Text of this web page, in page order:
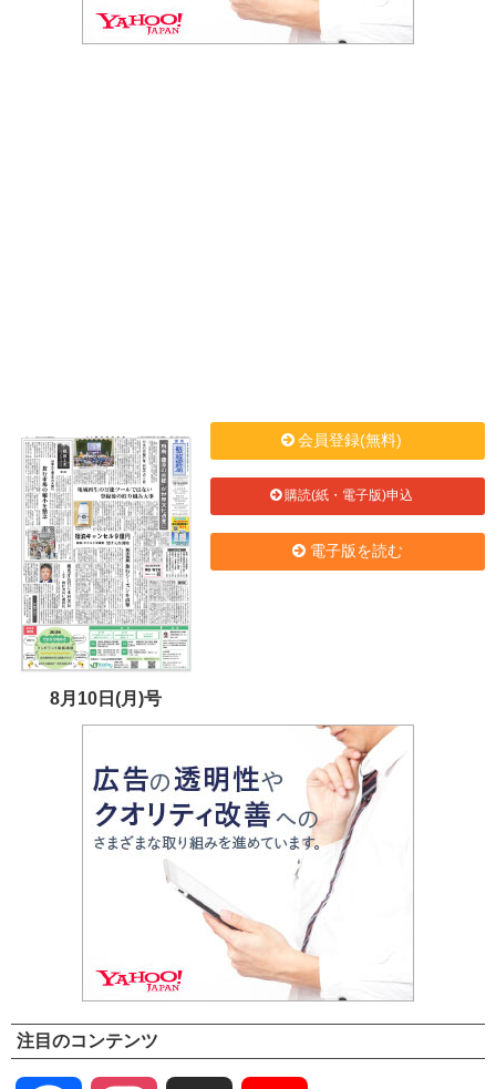
8月10日(月)号
会員登録(無料)
購読(紙・電子版)申込
電子版を読む
注目のコンテンツ